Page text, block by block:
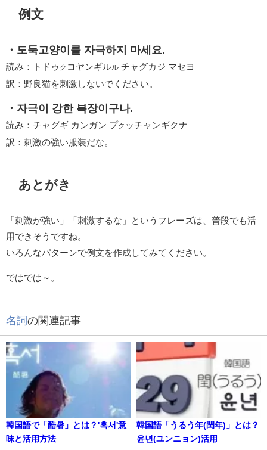
例文
・도둑고양이를 자극하지 마세요.
読み：トドゥ ク コヤンギルル チャグカジ マセヨ
訳：野良猫を刺激しないでください。
・자극이 강한 복장이구나.
読み：チャグギ カンガン プク ッチャンギクナ
訳：刺激の強い服装だな。
あとがき
「刺激が強い」「刺激するな」というフレーズは、普段でも活
用できそうですね。
いろんなパターンで例文を作成してみてください。
ではでは～。
名詞の関連記事
韓国語で「酷暑」とは？'혹서'意
味と活用方法
韓国語「うるう年(閏年)」とは？
윤년(ユンニョン)活用